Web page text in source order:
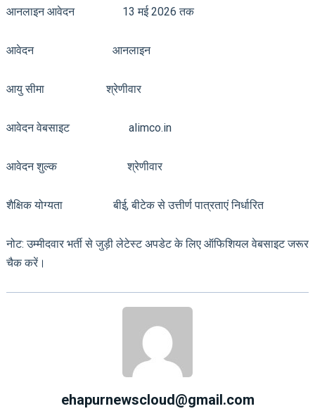
आनलाइन आवेदन 13 मई 2026 तक
आवेदन आनलाइन
आयु सीमा श्रेणीवार
आवेदन वेबसाइट alimco.in
आवेदन शुल्क श्रेणीवार
शैक्षिक योग्यता बीई, बीटेक से उत्तीर्ण पात्रताएं निर्धारित
नोट: उम्मीदवार भर्ती से जुड़ी लेटेस्ट अपडेट के लिए ऑफिशियल वेबसाइट जरूर
चैक करें।
ehapurnewscloud@gmail.com